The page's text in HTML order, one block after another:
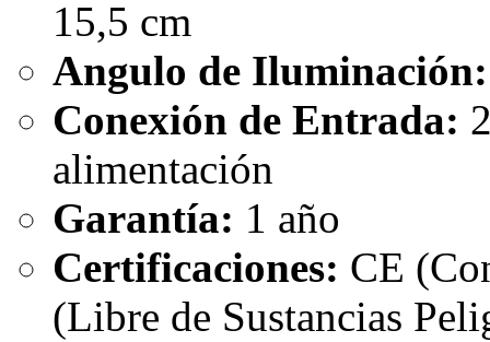
15,5 cm
Angulo de Iluminación:
Conexión de Entrada:
alimentación
Garantía: 1 año
Certificaciones: CE
(Libre de Sustancias